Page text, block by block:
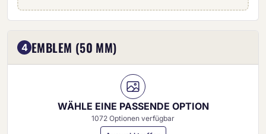
4 EMBLEM (50 MM)
WÄHLE EINE PASSENDE OPTION
1072 Optionen verfügbar